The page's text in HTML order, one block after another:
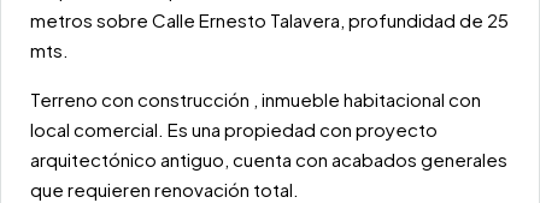
metros sobre Calle Ernesto Talavera, profundidad de 25
mts.
Terreno con construcción , inmueble habitacional con
local comercial. Es una propiedad con proyecto
arquitectónico antiguo, cuenta con acabados generales
que requieren renovación total.